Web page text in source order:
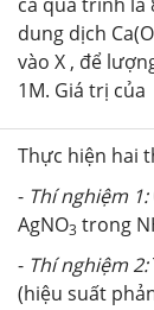
dung dịch
vào X , để
1M. Giá trị của
Thực hiện hai
- Thí nghiệm 1:
AgNO3 trong
- Thí nghiệm 2:
(hiệu suất